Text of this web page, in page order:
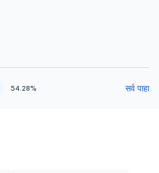
54.28% सर्व पाहा